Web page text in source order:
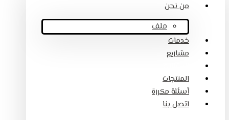
من نحن
ملف
خدمات
مشاريع
المنتجات
أسئلة مكررة
اتصل بنا